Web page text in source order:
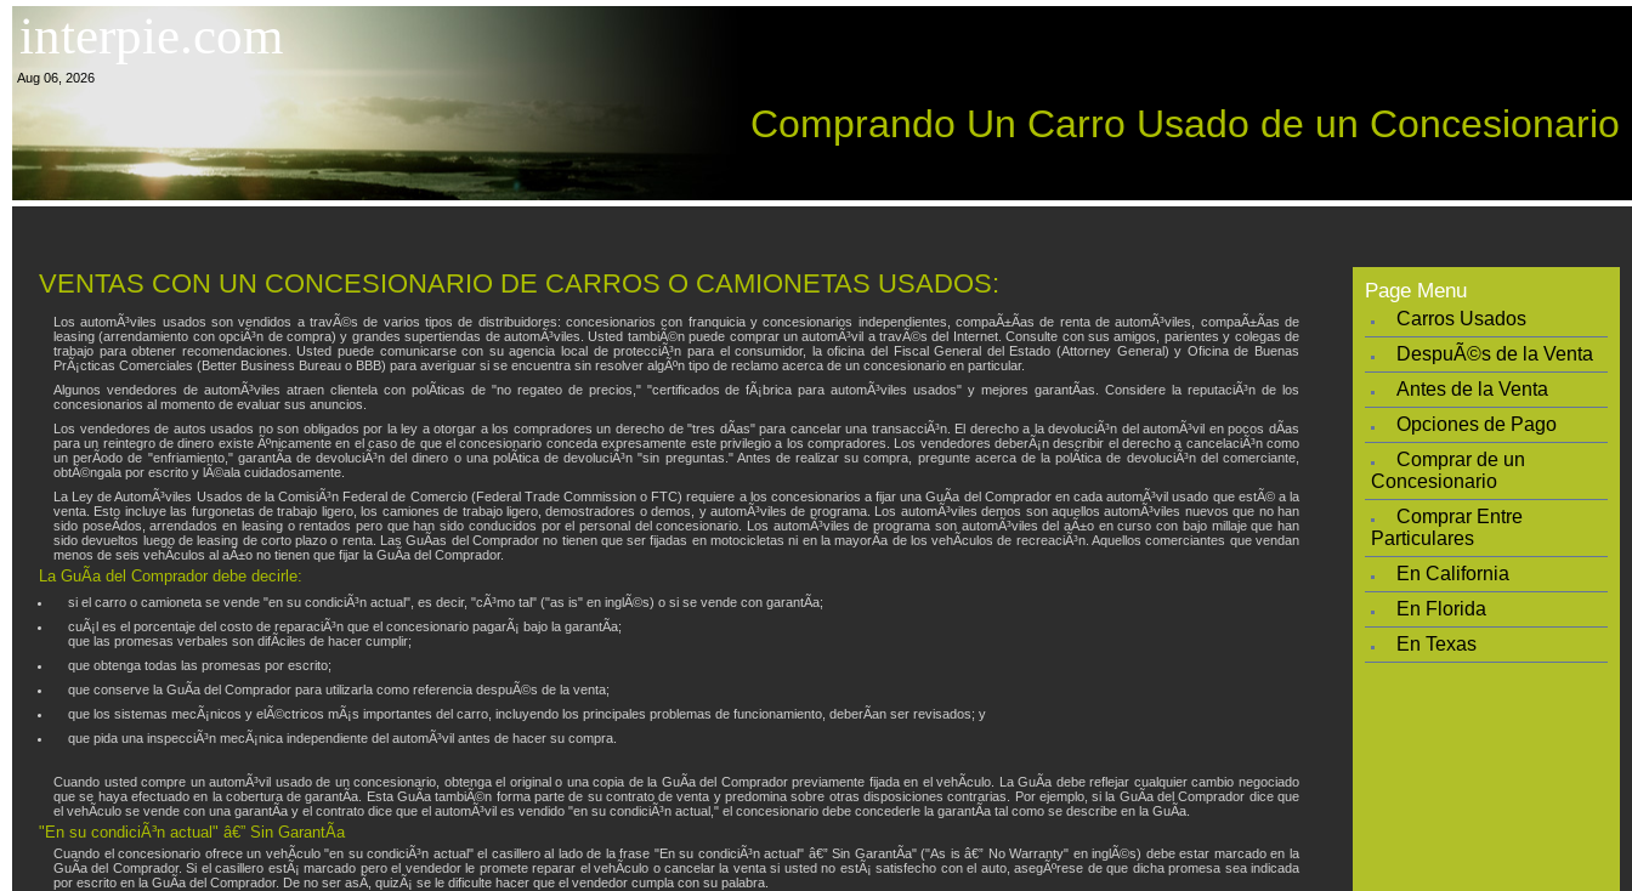
interpie.com
Aug 06, 2026
Comprando Un Carro Usado de un Concesionario
VENTAS CON UN CONCESIONARIO DE CARROS O CAMIONETAS USADOS:
Los automÃ³viles usados son vendidos a travÃ©s de varios tipos de distribuidores: concesionarios con franquicia y concesionarios independientes, compaÃ±Ã­as de renta de automÃ³viles, compaÃ±Ã­as de
leasing (arrendamiento con opciÃ³n de compra) y grandes supertiendas de automÃ³viles. Usted tambiÃ©n puede comprar un automÃ³vil a travÃ©s del Internet. Consulte con sus amigos, parientes y colegas de
trabajo para obtener recomendaciones. Usted puede comunicarse con su agencia local de protecciÃ³n para el consumidor, la oficina del Fiscal General del Estado (Attorney General) y Oficina de Buenas
PrÃ¡cticas Comerciales (Better Business Bureau o BBB) para averiguar si se encuentra sin resolver algÃºn tipo de reclamo acerca de un concesionario en particular.
Algunos vendedores de automÃ³viles atraen clientela con polÃ­ticas de "no regateo de precios," "certificados de fÃ¡brica para automÃ³viles usados" y mejores garantÃ­as. Considere la reputaciÃ³n de los
concesionarios al momento de evaluar sus anuncios.
Los vendedores de autos usados no son obligados por la ley a otorgar a los compradores un derecho de "tres dÃ­as" para cancelar una transacciÃ³n. El derecho a la devoluciÃ³n del automÃ³vil en pocos dÃ­as
para un reintegro de dinero existe Ãºnicamente en el caso de que el concesionario conceda expresamente este privilegio a los compradores. Los vendedores deberÃ¡n describir el derecho a cancelaciÃ³n como
un perÃ­odo de "enfriamiento," garantÃ­a de devoluciÃ³n del dinero o una polÃ­tica de devoluciÃ³n "sin preguntas." Antes de realizar su compra, pregunte acerca de la polÃ­tica de devoluciÃ³n del comerciante,
obtÃ©ngala por escrito y lÃ©ala cuidadosamente.
La Ley de AutomÃ³viles Usados de la ComisiÃ³n Federal de Comercio (Federal Trade Commission o FTC) requiere a los concesionarios a fijar una GuÃ­a del Comprador en cada automÃ³vil usado que estÃ© a la
venta. Esto incluye las furgonetas de trabajo ligero, los camiones de trabajo ligero, demostradores o demos, y automÃ³viles de programa. Los automÃ³viles demos son aquellos automÃ³viles nuevos que no han
sido poseÃ­dos, arrendados en leasing o rentados pero que han sido conducidos por el personal del concesionario. Los automÃ³viles de programa son automÃ³viles del aÃ±o en curso con bajo millaje que han
sido devueltos luego de leasing de corto plazo o renta. Las GuÃ­as del Comprador no tienen que ser fijadas en motocicletas ni en la mayorÃ­a de los vehÃ­culos de recreaciÃ³n. Aquellos comerciantes que vendan
menos de seis vehÃ­culos al aÃ±o no tienen que fijar la GuÃ­a del Comprador.
La GuÃ­a del Comprador debe decirle:
si el carro o camioneta se vende "en su condiciÃ³n actual", es decir, "cÃ³mo tal" ("as is" en inglÃ©s) o si se vende con garantÃ­a;
cuÃ¡l es el porcentaje del costo de reparaciÃ³n que el concesionario pagarÃ¡ bajo la garantÃ­a;
que las promesas verbales son difÃ­ciles de hacer cumplir;
que obtenga todas las promesas por escrito;
que conserve la GuÃ­a del Comprador para utilizarla como referencia despuÃ©s de la venta;
que los sistemas mecÃ¡nicos y elÃ©ctricos mÃ¡s importantes del carro, incluyendo los principales problemas de funcionamiento, deberÃ­an ser revisados; y
que pida una inspecciÃ³n mecÃ¡nica independiente del automÃ³vil antes de hacer su compra.
Cuando usted compre un automÃ³vil usado de un concesionario, obtenga el original o una copia de la GuÃ­a del Comprador previamente fijada en el vehÃ­culo. La GuÃ­a debe reflejar cualquier cambio negociado
que se haya efectuado en la cobertura de garantÃ­a. Esta GuÃ­a tambiÃ©n forma parte de su contrato de venta y predomina sobre otras disposiciones contrarias. Por ejemplo, si la GuÃ­a del Comprador dice que
el vehÃ­culo se vende con una garantÃ­a y el contrato dice que el automÃ³vil es vendido "en su condiciÃ³n actual," el concesionario debe concederle la garantÃ­a tal como se describe en la GuÃ­a.
"En su condiciÃ³n actual" â€” Sin GarantÃ­a
Cuando el concesionario ofrece un vehÃ­culo "en su condiciÃ³n actual" el casillero al lado de la frase "En su condiciÃ³n actual" â€” Sin GarantÃ­a" ("As is â€” No Warranty" en inglÃ©s) debe estar marcado en la
GuÃ­a del Comprador. Si el casillero estÃ¡ marcado pero el vendedor le promete reparar el vehÃ­culo o cancelar la venta si usted no estÃ¡ satisfecho con el auto, asegÃºrese de que dicha promesa sea indicada
por escrito en la GuÃ­a del Comprador. De no ser asÃ­, quizÃ¡ se le dificulte hacer que el vendedor cumpla con su palabra.
Page Menu
Carros Usados
DespuÃ©s de la Venta
Antes de la Venta
Opciones de Pago
Comprar de un
Concesionario
Comprar Entre
Particulares
En California
En Florida
En Texas